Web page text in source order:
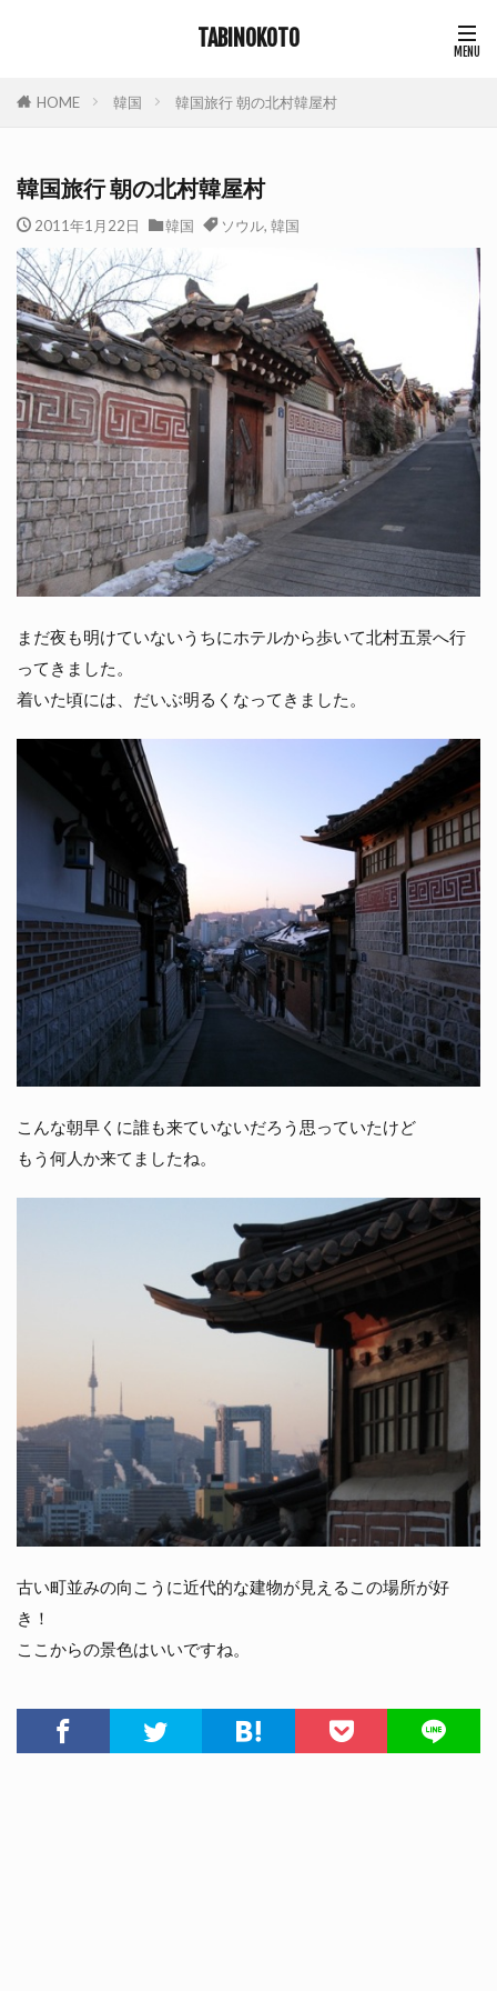
TABINOKOTO
HOME 韓国 韓国旅行 朝の北村韓屋村
韓国旅行 朝の北村韓屋村
2011年1月22日 韓国 ソウル, 韓国
まだ夜も明けていないうちにホテルから歩いて北村五景へ行
ってきました。
着いた頃には、だいぶ明るくなってきました。
こんな朝早くに誰も来ていないだろう思っていたけど
もう何人か来てましたね。
古い町並みの向こうに近代的な建物が見えるこの場所が好
き！
ここからの景色はいいですね。